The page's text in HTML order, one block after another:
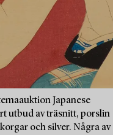
Japanese
utbud av träsnitt, porslin
och silver. Några av